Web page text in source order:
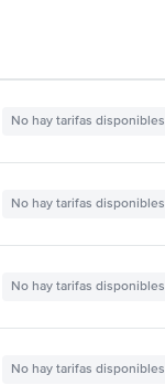
No hay tarifas disponibles
No hay tarifas disponibles
No hay tarifas disponibles
No hay tarifas disponibles